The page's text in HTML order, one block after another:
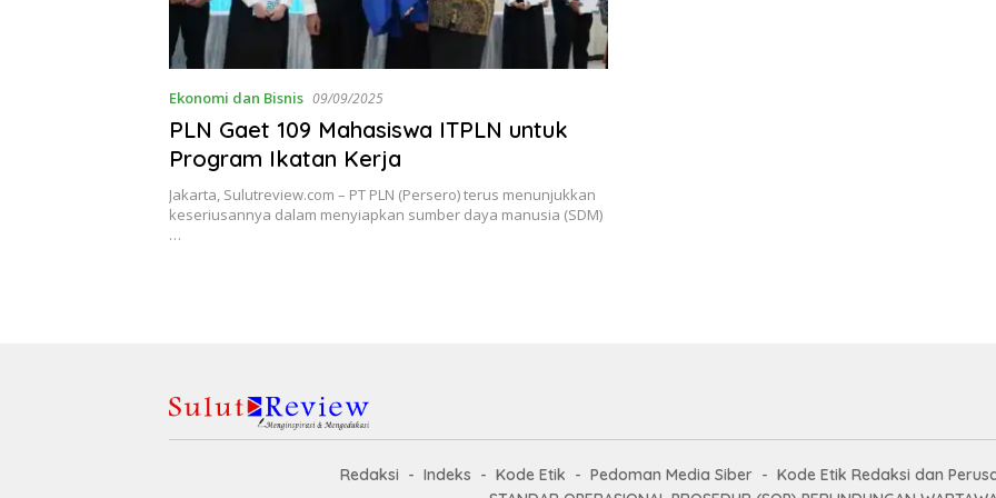
Ekonomi dan Bisnis 09/09/2025
PLN Gaet 109 Mahasiswa ITPLN untuk
Program Ikatan Kerja
Jakarta, Sulutreview.com – PT PLN (Persero) terus menunjukkan
keseriusannya dalam menyiapkan sumber daya manusia (SDM)
…
Redaksi Indeks Kode Etik Pedoman Media Siber Kode Etik Redaksi dan